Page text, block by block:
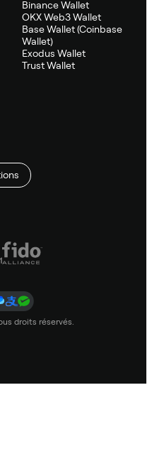
Binance Wallet
OKX Web3 Wallet
Base Wallet (Coinbase
Wallet)
Exodus Wallet
Trust Wallet
droits réservés.